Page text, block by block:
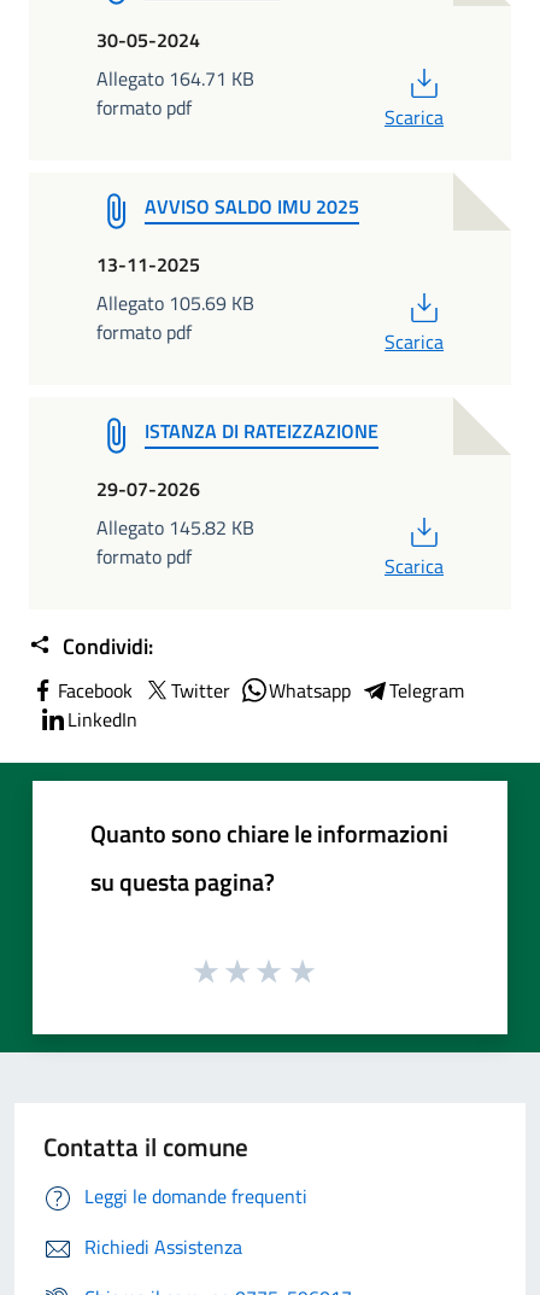
30-05-2024
Allegato 164.71 KB
formato pdf
Scarica
AVVISO SALDO IMU 2025
13-11-2025
Allegato 105.69 KB
formato pdf
Scarica
ISTANZA DI RATEIZZAZIONE
29-07-2026
Allegato 145.82 KB
formato pdf
Scarica
Condividi:
Facebook Twitter Whatsapp
Telegram
LinkedIn
Quanto sono chiare le informazioni
su questa pagina?
Contatta il comune
Leggi le domande frequenti
Richiedi Assistenza